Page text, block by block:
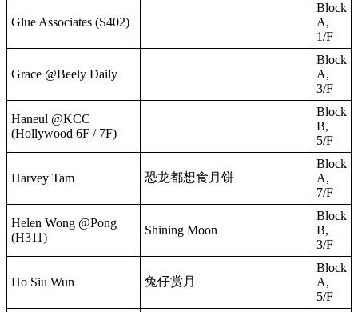
Glue Associates (S402)
Block
A,
1/F
Grace @Beely Daily
Block
A,
3/F
Haneul @KCC
(Hollywood 6F / 7F)
Block
B,
5/F
Harvey Tam 恐龙都想食月饼
Block
A,
7/F
Helen Wong @Pong
(H311)
Shining Moon
Block
B,
3/F
Ho Siu Wun 兔仔赏月
Block
A,
5/F